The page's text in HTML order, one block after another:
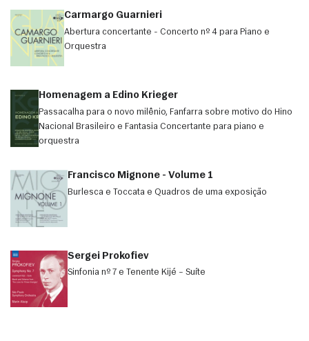
Carmargo Guarnieri
Abertura concertante - Concerto nº 4 para Piano e
Orquestra
Homenagem a Edino Krieger
Passacalha para o novo milênio, Fanfarra sobre motivo do Hino
Nacional Brasileiro e Fantasia Concertante para piano e
orquestra
Francisco Mignone - Volume 1
Burlesca e Toccata e Quadros de uma exposição
Sergei Prokofiev
Sinfonia nº 7 e Tenente Kijé – Suíte